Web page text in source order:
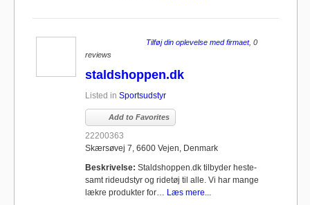
Tilføj din oplevelse med firmaet, 0
reviews
staldshoppen.dk
Listed in Sportsudstyr
Add to Favorites
22200363
Skærsøvej 7, 6600 Vejen, Denmark
Beskrivelse: Staldshoppen.dk tilbyder heste-
samt rideudstyr og ridetøj til alle. Vi har mange
lækre produkter for… Læs mere...